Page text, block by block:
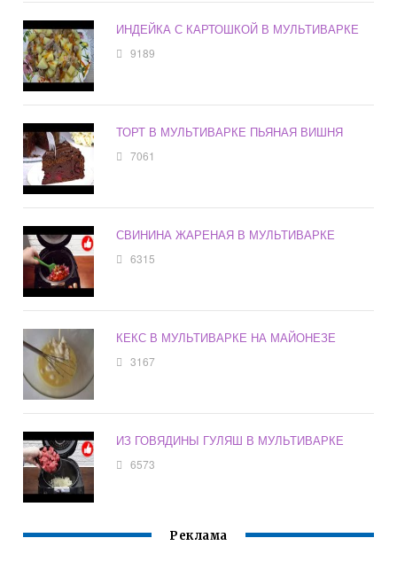
ИНДЕЙКА С КАРТОШКОЙ В МУЛЬТИВАРКЕ
9189
ТОРТ В МУЛЬТИВАРКЕ ПЬЯНАЯ ВИШНЯ
7061
СВИНИНА ЖАРЕНАЯ В МУЛЬТИВАРКЕ
6315
КЕКС В МУЛЬТИВАРКЕ НА МАЙОНЕЗЕ
3167
ИЗ ГОВЯДИНЫ ГУЛЯШ В МУЛЬТИВАРКЕ
6573
Реклама